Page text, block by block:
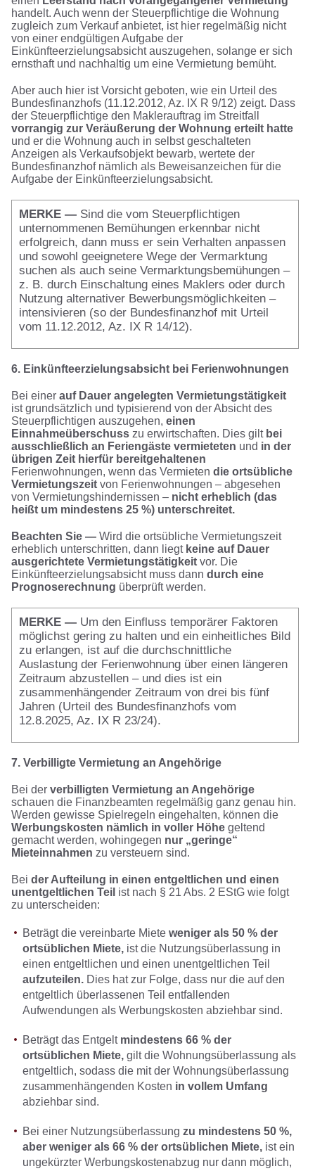
handelt. Auch wenn der Steuerpflichtige die Wohnung
zugleich zum Verkauf anbietet, ist hier regelmäßig nicht
von einer endgültigen Aufgabe der
Einkünfteerzielungsabsicht auszugehen, solange er sich
ernsthaft und nachhaltig um eine Vermietung bemüht.
Aber auch hier ist Vorsicht geboten, wie ein Urteil des
Bundesfinanzhofs (11.12.2012, Az. IX R 9/12) zeigt. Dass
der Steuerpflichtige den Maklerauftrag im Streitfall
vorrangig zur Veräußerung der Wohnung erteilt hatte
und er die Wohnung auch in selbst geschalteten
Anzeigen als Verkaufsobjekt bewarb, wertete der
Bundesfinanzhof nämlich als Beweisanzeichen für die
Aufgabe der Einkünfteerzielungsabsicht.
MERKE — Sind die vom Steuerpflichtigen
unternommenen Bemühungen erkennbar nicht
erfolgreich, dann muss er sein Verhalten anpassen
und sowohl geeignetere Wege der Vermarktung
suchen als auch seine Vermarktungsbemühungen –
z. B. durch Einschaltung eines Maklers oder durch
Nutzung alternativer Bewerbungsmöglichkeiten –
intensivieren (so der Bundesfinanzhof mit Urteil
vom 11.12.2012, Az. IX R 14/12).
6. Einkünfteerzielungsabsicht bei Ferienwohnungen
Bei einer auf Dauer angelegten Vermietungstätigkeit
ist grundsätzlich und typisierend von der Absicht des
Steuerpflichtigen auszugehen, einen
Einnahmeüberschuss zu erwirtschaften. Dies gilt bei
ausschließlich an Feriengäste vermieteten und in der
übrigen Zeit hierfür bereitgehaltenen
Ferienwohnungen, wenn das Vermieten die ortsübliche
Vermietungszeitvon Ferienwohnungen – abgesehen
von Vermietungshindernissen – nicht erheblich (das
heißt um mindestens 25 %) unterschreitet.
Beachten Sie — Wird die ortsübliche Vermietungszeit
erheblich unterschritten, dann liegt keine auf Dauer
ausgerichtete Vermietungstätigkeitvor. Die
Einkünfteerzielungsabsicht muss dann durch eine
Prognoserechnung überprüft werden.
MERKE — Um den Einfluss temporärer Faktoren
möglichst gering zu halten und ein einheitliches Bild
zu erlangen, ist auf die durchschnittliche
Auslastung der Ferienwohnung über einen längeren
Zeitraum abzustellen – und dies ist ein
zusammenhängender Zeitraum von drei bis fünf
Jahren (Urteil des Bundesfinanzhofs vom
12.8.2025, Az. IX R 23/24).
7. Verbilligte Vermietung an Angehörige
Bei der verbilligten Vermietung an Angehörige
schauen die Finanzbeamten regelmäßig ganz genau hin.
Werden gewisse Spielregeln eingehalten, können die
Werbungskosten nämlich in voller Höhegeltend
gemacht werden, wohingegen nur „geringe“
Mieteinnahmen zu versteuern sind.
Bei der Aufteilung in einen entgeltlichen und einen
unentgeltlichen Teil ist nach § 21 Abs. 2 EStG wie folgt
zu unterscheiden:
Beträgt die vereinbarte Miete weniger als 50 % der
ortsüblichen Miete,ist die Nutzungsüberlassung in
einen entgeltlichen und einen unentgeltlichen Teil
aufzuteilen.Dies hat zur Folge, dass nur die auf den
entgeltlich überlassenen Teil entfallenden
Aufwendungen als Werbungskosten abziehbar sind.
Beträgt das Entgelt mindestens 66 % der
ortsüblichen Miete,gilt die Wohnungsüberlassung als
entgeltlich, sodass die mit der Wohnungsüberlassung
zusammenhängenden Kosten in vollem Umfang
abziehbar sind.
Bei einer Nutzungsüberlassung zu mindestens 50 %,
aber weniger als 66 % der ortsüblichen Miete,ist ein
ungekürzter Werbungskostenabzug nur dann möglich,